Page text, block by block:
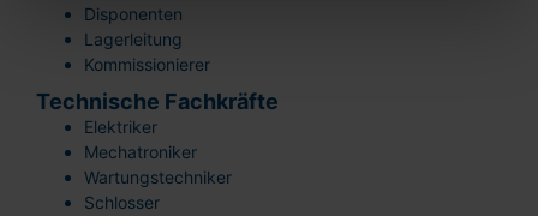
Disponenten
Lagerleitung
Kommissionierer
Technische Fachkräfte
Elektriker
Mechatroniker
Wartungstechniker
Schlosser